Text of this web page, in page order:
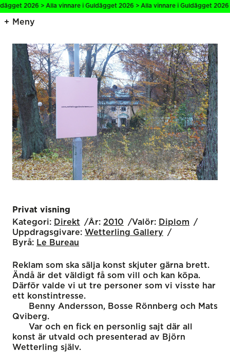
2026 > Alla vinnare i Guldägget 2026 > Alla vinnare i Guldägget 2026 >
Meny
Privat visning
Kategori: Direkt År: 2010 Valör: Diplom
Uppdragsgivare: Wetterling Gallery
Byrå: Le Bureau
Reklam som ska sälja konst skjuter gärna brett.
Ändå är det väldigt få som vill och kan köpa.
Därför valde vi ut tre personer som vi visste har
ett konstintresse.
Benny Andersson, Bosse Rönnberg och Mats
Qviberg.
Var och en fick en personlig sajt där all
konst är utvald och presenterad av Björn
Wetterling själv.